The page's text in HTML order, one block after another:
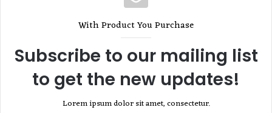
With Product You Purchase
Subscribe to our mailing list
to get the new updates!
Lorem ipsum dolor sit amet, consectetur.